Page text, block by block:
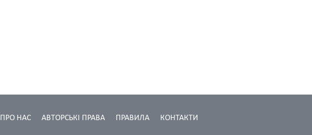
КОНТАКТИ
ПРАВИЛА
АВТОРСЬКІ ПРАВА
ПРО НАС